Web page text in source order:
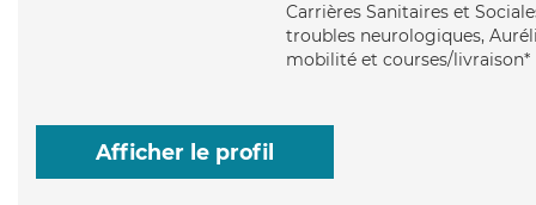
Carrières Sanitaires et
troubles neurologiques,
mobilité et courses/livraison*
Afficher le profil